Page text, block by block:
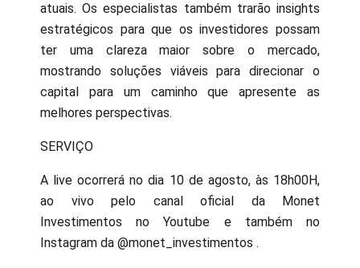
atuais. Os especialistas também trarão insights
estratégicos para que os investidores possam
ter uma clareza maior sobre o mercado,
mostrando soluções viáveis para direcionar o
capital para um caminho que apresente as
melhores perspectivas.
SERVIÇO
A live ocorrerá no dia 10 de agosto, às 18h00H,
ao vivo pelo canal oficial da Monet
Investimentos no Youtube e também no
Instagram da @monet_investimentos .